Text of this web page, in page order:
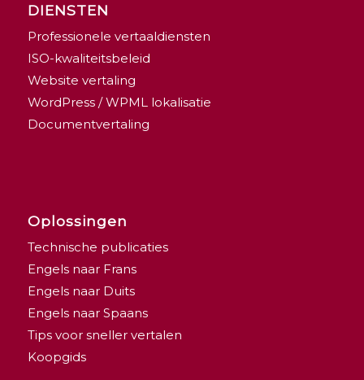
DIENSTEN
Professionele vertaaldiensten
ISO-kwaliteitsbeleid
Website vertaling
WordPress / WPML lokalisatie
Documentvertaling
Oplossingen
Technische publicaties
Engels naar Frans
Engels naar Duits
Engels naar Spaans
Tips voor sneller vertalen
Koopgids